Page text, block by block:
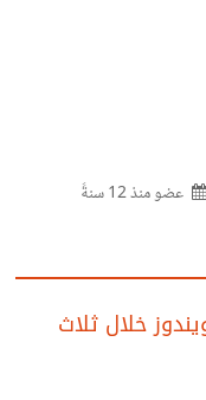
عضو منذ12 سنةً
خلال ثلاث